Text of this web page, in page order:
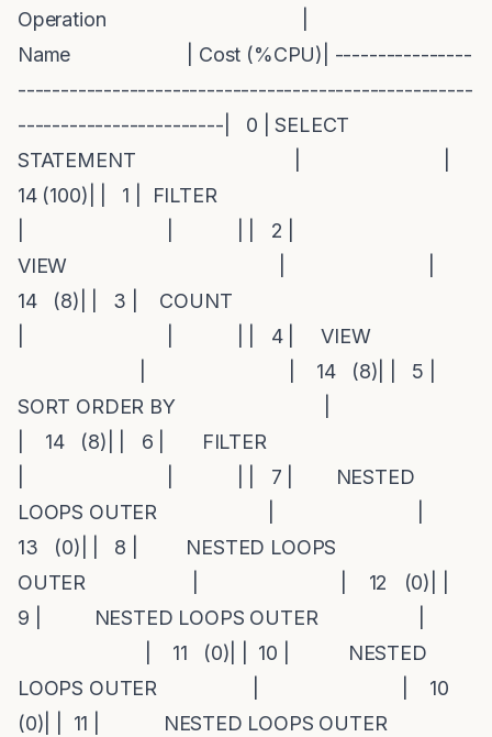
Operation |
Name | Cost (%CPU)| ----------------
-----------------------------------------------------
------------------------| 0 | SELECT
STATEMENT | |
14 (100)| | 1 | FILTER
| | | | 2 |
VIEW | |
14 (8)| | 3 | COUNT
| | | | 4 | VIEW
| | 14 (8)| | 5 |
SORT ORDER BY |
| 14 (8)| | 6 | FILTER
| | | | 7 | NESTED
LOOPS OUTER | |
13 (0)| | 8 | NESTED LOOPS
OUTER | | 12 (0)| |
9 | NESTED LOOPS OUTER |
| 11 (0)| | 10 | NESTED
LOOPS OUTER | | 10
(0)| | 11 | NESTED LOOPS OUTER